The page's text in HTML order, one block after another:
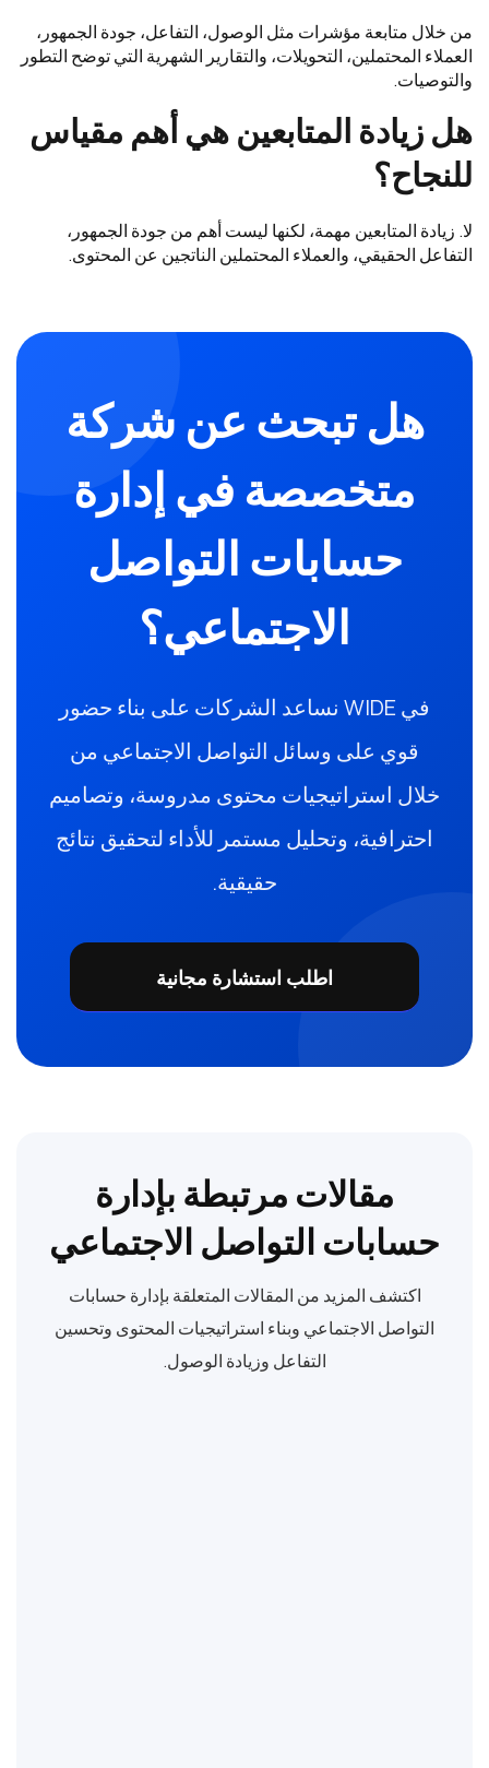
من خلال متابعة مؤشرات مثل الوصول، التفاعل، جودة الجمهور،
العملاء المحتملين، التحويلات، والتقارير الشهرية التي توضح التطور
والتوصيات.
هل زيادة المتابعين هي أهم مقياس
للنجاح؟
لا. زيادة المتابعين مهمة، لكنها ليست أهم من جودة الجمهور،
التفاعل الحقيقي، والعملاء المحتملين الناتجين عن المحتوى.
هل تبحث عن شركة
متخصصة في إدارة
حسابات التواصل
الاجتماعي؟
في WIDE نساعد الشركات على بناء حضور
قوي على وسائل التواصل الاجتماعي من
خلال استراتيجيات محتوى مدروسة، وتصاميم
احترافية، وتحليل مستمر للأداء لتحقيق نتائج
حقيقية.
اطلب استشارة مجانية
مقالات مرتبطة بإدارة
حسابات التواصل الاجتماعي
اكتشف المزيد من المقالات المتعلقة بإدارة حسابات
التواصل الاجتماعي وبناء استراتيجيات المحتوى وتحسين
التفاعل وزيادة الوصول.